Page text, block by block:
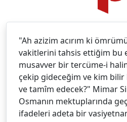
"Ah azizim acırım ki
vakitlerini tahsis ettiğim bu
musavver bir tercüme-i
çekip gideceğim ve kim bilir
ve tamîm edecek?" Mimar
Osmanın mektuplarında
ifadeleri adeta bir